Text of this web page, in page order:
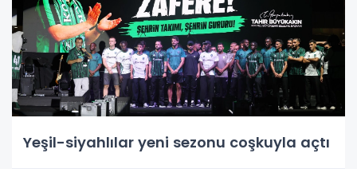
Yeşil-siyahlılar yeni sezonu coşkuyla açtı